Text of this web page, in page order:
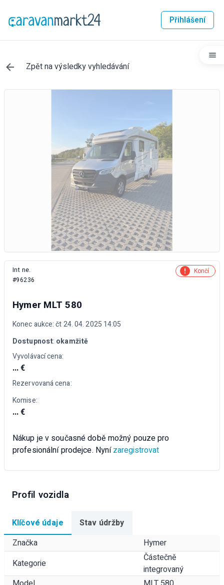
Přihlášení
Zpět na výsledky vyhledávání
Int ne.
#96236
Končí
Hymer MLT 580
Konec aukce: čt 24. 04. 2025 14:05
Dostupnost: okamžitě
Vyvolávací cena:
... €
Rezervovaná cena:
Komise:
... €
Nákup je v současné době možný pouze pro
profesionální prodejce. Nynízaregistrovat
Profil vozidla
Klíčové údaje
Stav údržby
Značka
Hymer
Kategorie
Částečně
integrovaný